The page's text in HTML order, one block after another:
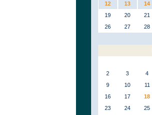
12
13 14
19
20 21
26
27 28
2
3 4
9
10 11
16
17 18
23
24 25